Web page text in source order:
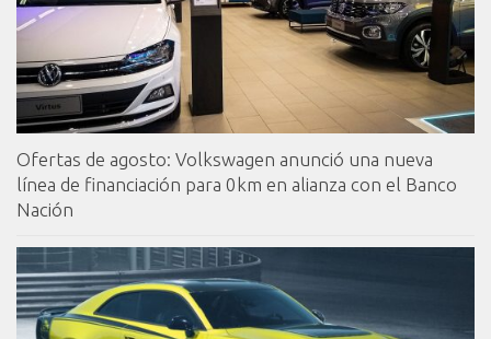
Ofertas de agosto: Volkswagen anunció una nueva
línea de financiación para 0km en alianza con el Banco
Nación